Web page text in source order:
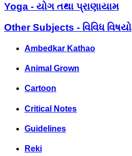
Yoga - યોગ તથા પ્રાણાયામ
Other Subjects - વિવિધ વિષયો
Ambedkar Kathao
Animal Grown
Cartoon
Critical Notes
Guidelines
Reki